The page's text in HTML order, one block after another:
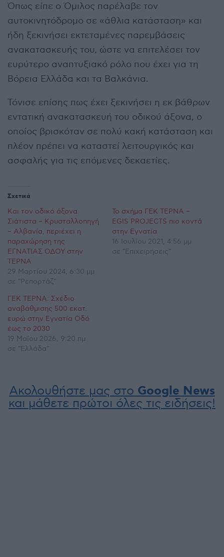
Όπως είπε ο Όμιλος παρέλαβε τον
αυτοκινητόδρομο σε «άθλια κατάσταση» και
ήδη ξεκινήσει εκτεταμένες παρεμβάσεις
ανακατασκευής του, ώστε να επιτελέσει τον
ευρύτερο αναπτυξιακό ρόλο που έχει για τη
Βόρεια Ελλάδα και τα Βαλκάνια.
Τόνισε επίσης πως έχει ξεκινήσει η εκ βάθρων
εντατική ανακατασκευή του οδικού άξονα, ο
οποίος βρισκόταν σε πολύ κακή κατάσταση και
πλέον πρέπει να καταστεί λειτουργικός και
ασφαλής για τις επόμενες δεκαετίες.
Σχετικά
Και τον οδικό άξονα
Σιάτιστα – Κρυσταλλοπηγή
– Αλβανία, περιέχει η
παραχώρηση της
ΕΓΝΑΤΙΑΣ ΟΔΟΥ στην
ΤΕΡΝΑ
29 Μαρτίου 2024, 6:30 μμ
σε "Ρεπορτάζ"
Το σχήμα ΓΕΚ ΤΕΡΝΑ –
EGIS PROJECTS πιο κοντά
στην Εγνατία
16 Ιουλίου 2021, 4:56 μμ
σε "Επιχειρήσεις"
ΓΕΚ ΤΕΡΝΑ: Σχέδιο
αναβάθμισης 500 εκατ.
ευρώ στην Εγνατία Οδό
έως το 2030
19 Μαΐου 2026, 9:20 πμ
σε "Ελλάδα"
Ακολουθήστε μας στο Google News
και μάθετε πρώτοι όλες τις ειδήσεις!